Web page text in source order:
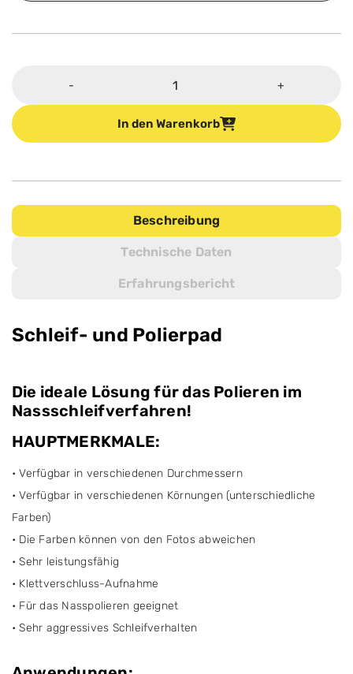
-
und
Polierpad
+
In den Warenkorb
Beschreibung
Technische Daten
Erfahrungsbericht
Schleif- und Polierpad
Die ideale Lösung für das Polieren im
Nassschleifverfahren!
HAUPTMERKMALE:
• Verfügbar in verschiedenen Durchmessern
• Verfügbar in verschiedenen Körnungen (unterschiedliche
Farben)
• Die Farben können von den Fotos abweichen
• Sehr leistungsfähig
• Klettverschluss-Aufnahme
• Für das Nasspolieren geeignet
• Sehr aggressives Schleifverhalten